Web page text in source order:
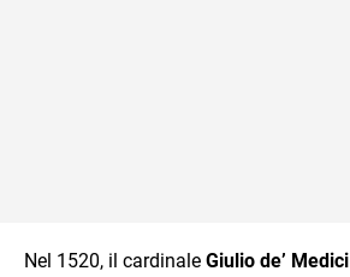
Nel 1520, il cardinale Giulio de’ Medici